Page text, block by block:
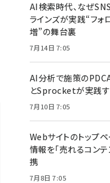
AI検索時代、なぜ
ラインズが実践“フォ
増”の舞台裏
7月14日 7:05
AI分析で施策の
とSprocketが実践
7月10日 7:05
Webサイトのトップ
情報を「売れるコン
携
7月8日 7:05